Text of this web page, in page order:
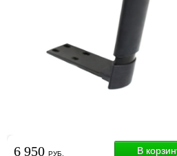
6 950 РУБ. В